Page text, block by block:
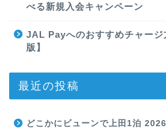
べる新規入会キャンペーン
JAL Payへのおすすめチャージ
版】
最近の投稿
どこかにビューンで上田1泊